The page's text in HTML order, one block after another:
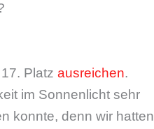
Platz ausreichen.
im Sonnenlicht sehr
konnte, denn wir hatten